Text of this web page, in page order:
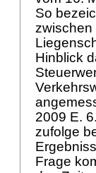
So
zwischen
Hinblick
2009 E.
zufolge
Frage